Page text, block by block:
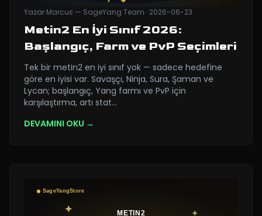
Yazar Marcus — SageYang Team · 2026-06-23
Metin2 En İyi Sınıf 2026:
Başlangıç, Farm ve PvP Seçimleri
Tek bir metin2 en iyi sınıf yok — sadece hedefine
göre en iyisi var. Savaşçı, Ninja, Sura, Şaman ve
Lycan; başlangıç, Yang farmı ve PvP için
karşılaştırma, artı stat…
DEVAMINI OKU →